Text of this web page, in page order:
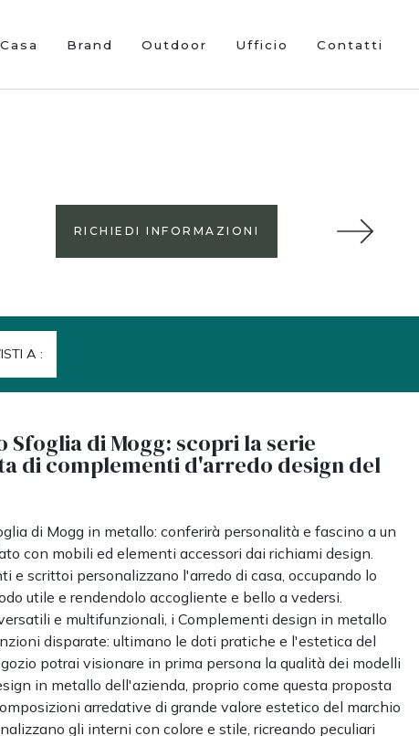
Brand Outdoor Ufficio Contatti
RICHIEDI INFORMAZIONI
A :
Sfoglia di Mogg: scopri la serie
di complementi d'arredo design del
di Mogg in metallo: conferirà personalità e fascino a un
con mobili ed elementi accessori dai richiami design.
e scrittoi personalizzano l'arredo di casa, occupando lo
utile e rendendolo accogliente e bello a vedersi.
e multifunzionali, i Complementi design in metallo
disparate: ultimano le doti pratiche e l'estetica del
potrai visionare in prima persona la qualità dei modelli
in metallo dell'azienda, proprio come questa proposta
arredative di grande valore estetico del marchio
gli interni con colore e stile, ricreando peculiari